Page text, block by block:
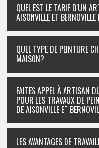
QUEL EST LE TARIF D'UN
AISONVILLE ET
QUEL TYPE DE PEINTURE
MAISON?
FAITES APPEL À ARTISAN
POUR LES TRAVAUX DE
DE AISONVILLE ET
LES AVANTAGES DE